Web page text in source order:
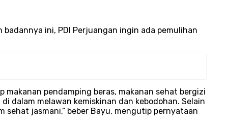
ini, PDI Perjuangan ingin ada pemulihan
makanan pendamping beras, makanan sehat bergizi
dalam melawan kemiskinan dan kebodohan. Selain
sehat jasmani,” beber Bayu, mengutip pernyataan